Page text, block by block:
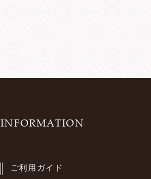
INFORMATION
ご利用ガイド